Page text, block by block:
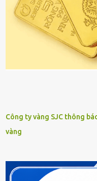
Công ty vàng SJC thông
vàng